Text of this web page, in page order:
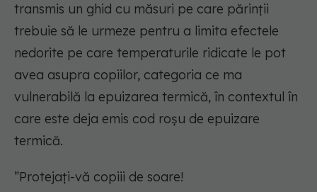
transmis un ghid cu măsuri pe care părinții
trebuie să le urmeze pentru a limita efectele
nedorite pe care temperaturile ridicate le pot
avea asupra copiilor, categoria ce ma
vulnerabilă la epuizarea termică, în contextul în
care este deja emis cod roșu de epuizare
termică.
”Protejați-vă copiii de soare!